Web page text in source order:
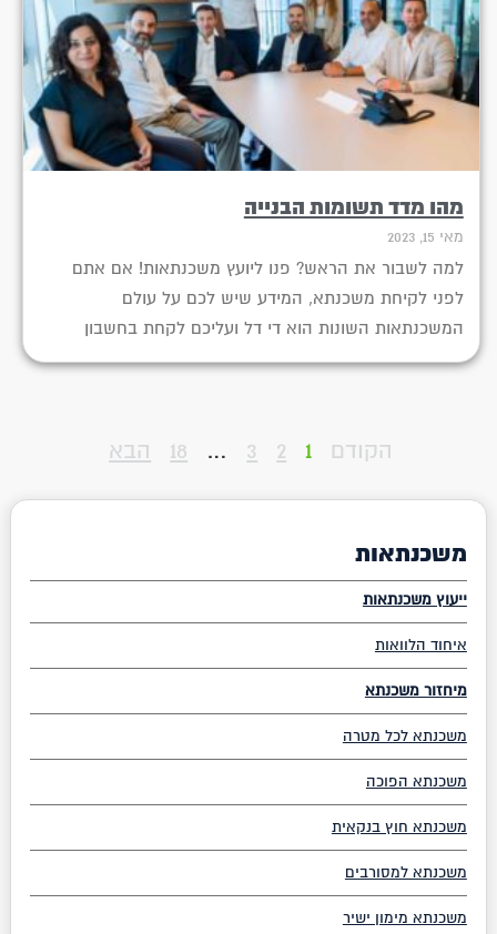
משכנתאות
ייעוץ משכנתאות
איחוד הלוואות
מיחזור משכנתא
משכנתא לכל מטרה
משכנתא הפוכה
משכנתא חוץ בנקאית
משכנתא למסורבים
משכנתא מימון ישיר
מהו מדד תשומות הבנייה
מאי 15, 2023
למה לשבור את הראש? פנו ליועץ משכנתאות! אם אתם
לפני לקיחת משכנתא, המידע שיש לכם על עולם
המשכנתאות השונות הוא די דל ועליכם לקחת בחשבון
הקודם 1
2
3
…
18 הבא